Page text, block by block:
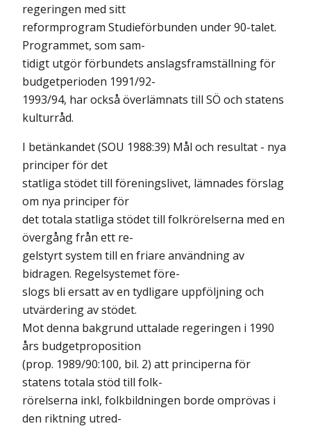
regeringen med sitt
reformprogram Studieförbunden under 90-talet.
Programmet, som sam-
tidigt utgör förbundets anslagsframställning för
budgetperioden 1991/92-
1993/94, har också överlämnats till SÖ och statens
kulturråd.
I betänkandet (SOU 1988:39) Mål och resultat - nya
principer för det
statliga stödet till föreningslivet, lämnades förslag
om nya principer för
det totala statliga stödet till folkrörelserna med en
övergång från ett re-
gelstyrt system till en friare användning av
bidragen. Regelsystemet före-
slogs bli ersatt av en tydligare uppföljning och
utvärdering av stödet.
Mot denna bakgrund uttalade regeringen i 1990
års budgetproposition
(prop. 1989/90:100, bil. 2) att principerna för
statens totala stöd till folk-
rörelserna inkl, folkbildningen borde omprövas i
den riktning utred-